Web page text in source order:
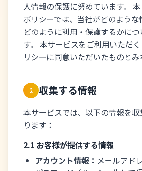
人情報の保護に努めています。
ポリシーでは、当社がどのような
どのように利用・保護するかに
す。 本サービスをご利用いただ
リシーに同意いただいたものとみ
2 収集する情報
本サービスでは、以下の情報を
ります：
2.1 お客様が提供する情報
アカウント情報： メールアド